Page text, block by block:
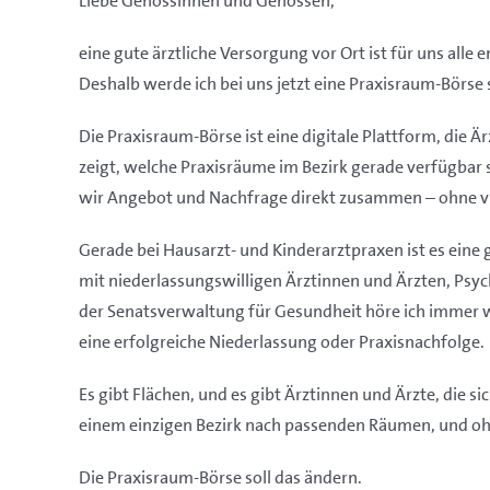
eine gute ärztliche Versorgung vor Ort ist für uns alle
Deshalb werde ich bei uns jetzt eine Praxisraum-Börse
Die Praxisraum-Börse ist eine digitale Plattform, die
zeigt, welche Praxisräume im Bezirk gerade
wir Angebot und Nachfrage direkt zusammen – ohne
Gerade bei Hausarzt- und Kinderarztpraxen ist es
mit niederlassungswilligen Ärztinnen und Ärzten,
der Senatsverwaltung für Gesundheit höre ich immer
eine erfolgreiche Niederlassung oder Praxisnachfolge.
Es gibt Flächen, und es gibt Ärztinnen und Ärzte, die
einem einzigen Bezirk nach passenden Räumen, und
Die Praxisraum-Börse soll das ändern.